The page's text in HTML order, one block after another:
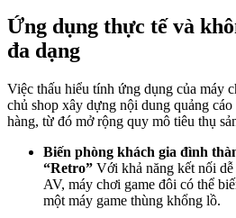
Ứng dụng thực tế và
đa dạng
Việc thấu hiểu tính ứng dụng của máy
chủ shop xây dựng nội dung quảng
hàng, từ đó mở rộng quy mô tiêu thụ
Biến phòng khách gia đình
“Retro” Với khả năng kết nối
AV, máy chơi game đôi có thể
một máy game thùng khổng lồ.